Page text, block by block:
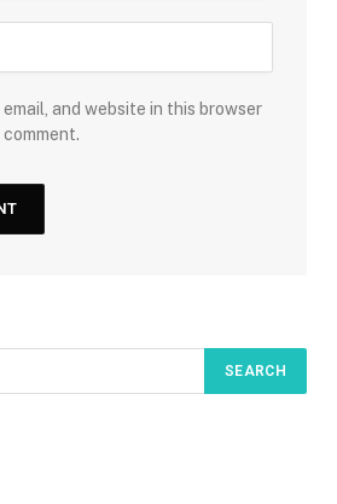
email, and website in this browser